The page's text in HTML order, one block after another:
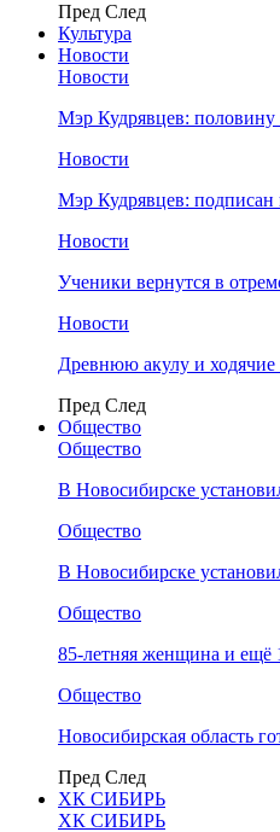
Пред След
Культура
Новости
Новости
Мэр Кудрявцев: половину
Новости
Мэр Кудрявцев: подписан
Новости
Ученики вернутся в
Новости
Древнюю акулу и
Пред След
Общество
Общество
В Новосибирске
Общество
В Новосибирске
Общество
85-летняя женщина и ещё
Общество
Новосибирская область
Пред След
ХК СИБИРЬ
ХК СИБИРЬ